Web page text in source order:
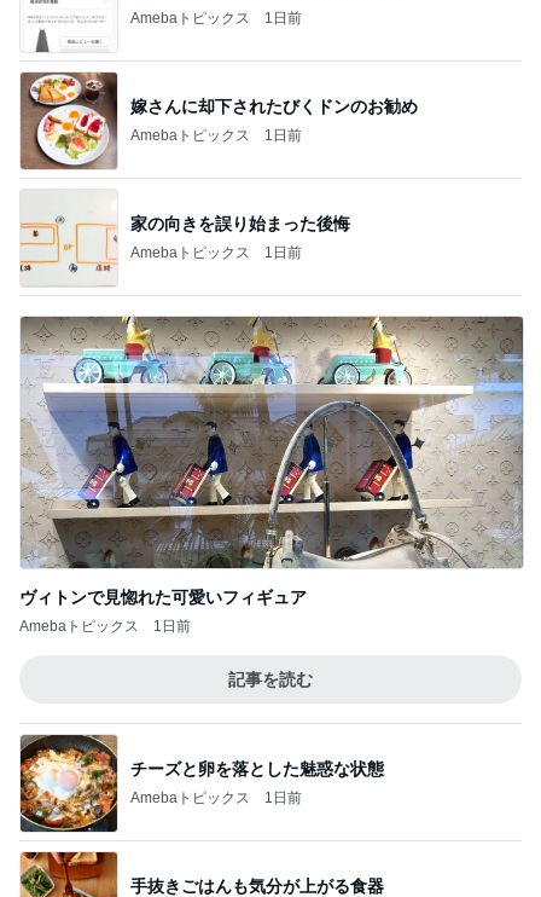
Amebaトピックス 1日前
嫁さんに却下されたびくドンのお勧め
Amebaトピックス 1日前
家の向きを誤り始まった後悔
Amebaトピックス 1日前
ヴィトンで見惚れた可愛いフィギュア
Amebaトピックス 1日前
記事を読む
チーズと卵を落とした魅惑な状態
Amebaトピックス 1日前
手抜きごはんも気分が上がる食器